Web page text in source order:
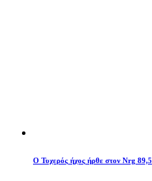
O Τυχερός ήχος ήρθε στον Nrg 89,5